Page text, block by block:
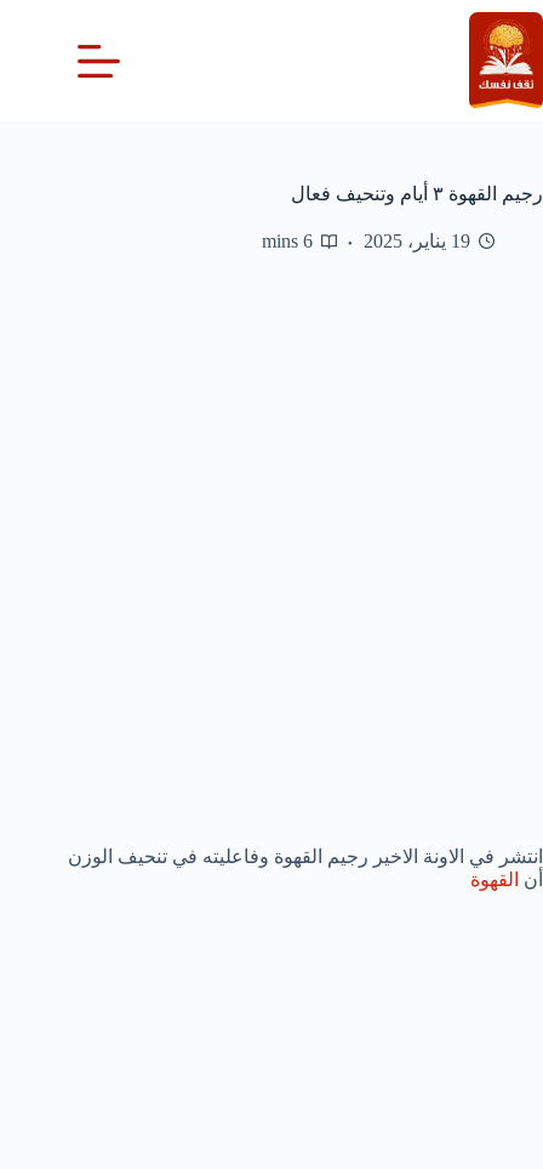
التجاوز
إلى
المحتوى
رجيم القهوة ٣ أيام وتنحيف فعال
19 يناير، 2025 6 mins
انتشر في الاونة الاخير رجيم القهوة وفاعليته في تنحيف الوزن
أن القهوة